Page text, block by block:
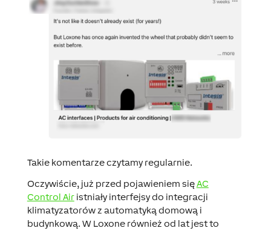
Takie komentarze czytamy regularnie.
Oczywiście, już przed pojawieniem sięAC
Control Airistniały interfejsy do integracji
klimatyzatorów z automatyką domową i
budynkową. W Loxone również od lat jest to